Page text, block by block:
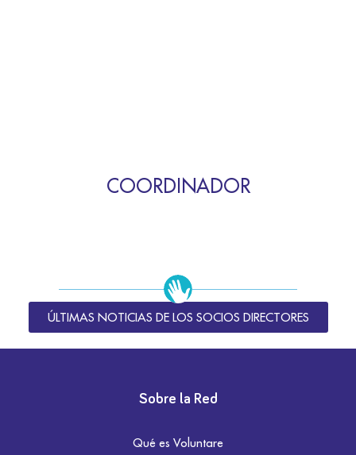
COORDINADOR
ÚLTIMAS NOTICIAS DE LOS SOCIOS DIRECTORES
Sobre la Red
Qué es Voluntare